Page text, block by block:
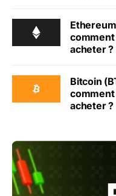
acheter ?
Bitcoin
acheter ?